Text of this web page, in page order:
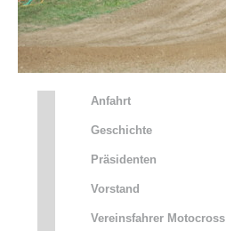
Anfahrt
Geschichte
Präsidenten
Vorstand
Vereinsfahrer Motocross